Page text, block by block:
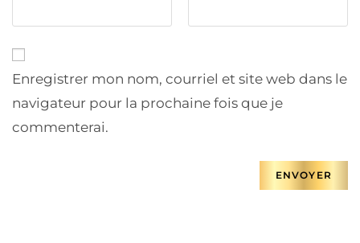
Enregistrer mon nom, courriel et site web dans le
navigateur pour la prochaine fois que je
commenterai.